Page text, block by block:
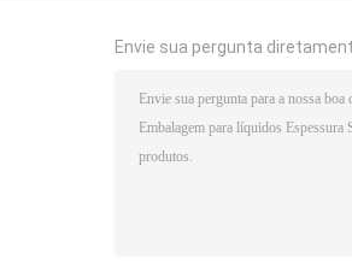
Envie sua pergunta